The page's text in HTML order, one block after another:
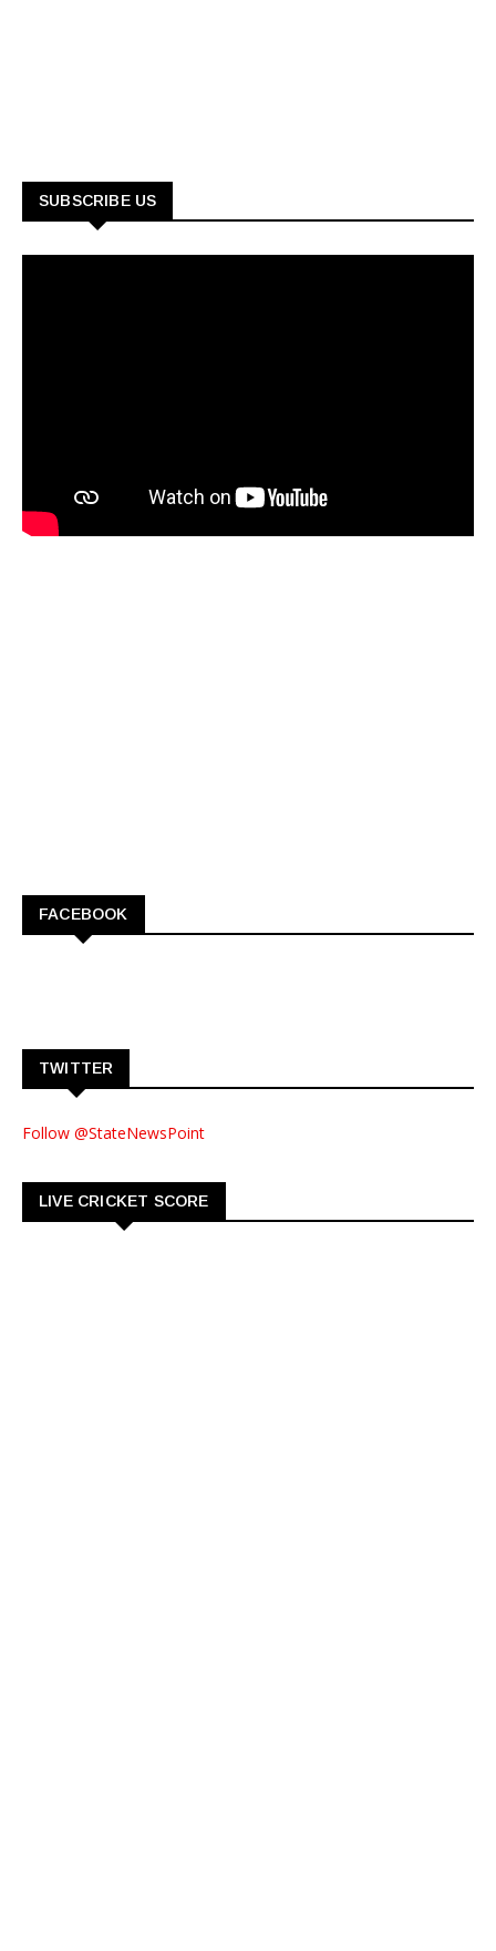
SUBSCRIBE US
FACEBOOK
TWITTER
Follow @StateNewsPoint
LIVE CRICKET SCORE